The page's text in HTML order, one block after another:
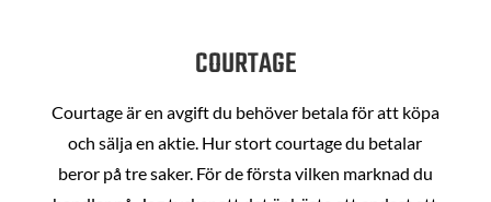
COURTAGE
Courtage är en avgift du behöver betala för att köpa
och sälja en aktie. Hur stort courtage du betalar
beror på tre saker. För de första vilken marknad du